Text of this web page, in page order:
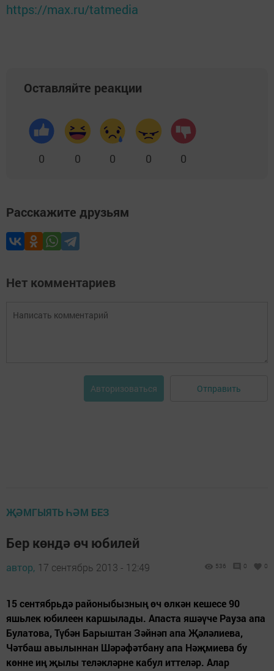
https://max.ru/tatmedia
Оставляйте реакции
0 0 0 0 0
Расскажите друзьям
Нет комментариев
Авторизоваться Отправить
ҖӘМГЫЯТЬ ҺӘМ БЕЗ
Бер көндә өч юбилей
автор, 17 сентябрь 2013 - 12:49 536 0 0
15 сентябрьдә районыбызның өч өлкән кешесе 90
яшьлек юбилеен каршылады. Апаста яшәүче Рауза апа
Булатова, Түбән Барыштан Зәйнәп апа Җәләлиева,
Чәтбаш авылыннан Шәрәфәтбану апа Нәҗмиева бу
көнне иң җылы теләкләрне кабул иттеләр. Алар